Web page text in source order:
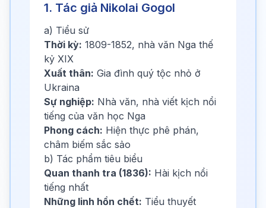
1. Tác giả Nikolai Gogol
a) Tiểu sử
Thời kỳ: 1809-1852, nhà văn Nga thế
kỷ XIX
Xuất thân: Gia đình quý tộc nhỏ ở
Ukraina
Sự nghiệp: Nhà văn, nhà viết kịch nổi
tiếng của văn học Nga
Phong cách: Hiện thực phê phán,
châm biếm sắc sảo
b) Tác phẩm tiêu biểu
Quan thanh tra (1836): Hài kịch nổi
tiếng nhất
Những linh hồn chết: Tiểu thuyết